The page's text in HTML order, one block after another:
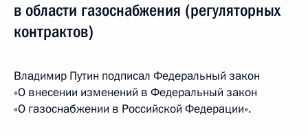
в области газоснабжения (регуляторных
контрактов)
Владимир Путин подписал Федеральный закон
«О внесении изменений в Федеральный закон
«О газоснабжении в Российской Федерации».